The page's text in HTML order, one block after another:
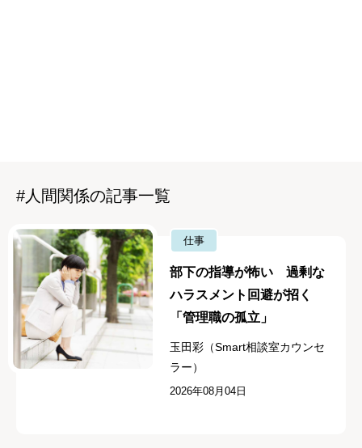
#人間関係の記事一覧
仕事
部下の指導が怖い 過剰な
ハラスメント回避が招く
「管理職の孤立」
玉田彩（Smart相談室カウンセ
ラー）
2026年08月04日